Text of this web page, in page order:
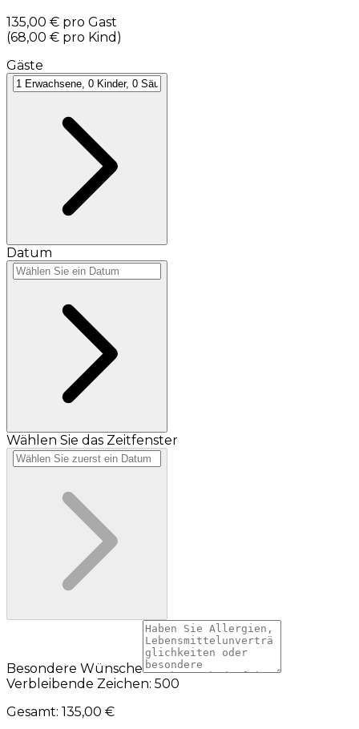
135,00 € pro Gast
(68,00 € pro Kind )
Gäste
Datum
Wählen Sie das Zeitfenster
Besondere Wünsche
Verbleibende Zeichen: 500
Gesamt: 135,00 €